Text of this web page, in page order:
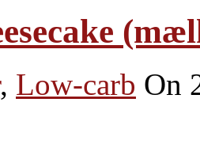
, Low-carb On